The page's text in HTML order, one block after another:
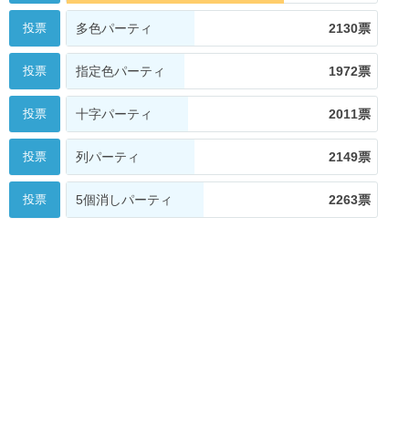
投票 多色パーティ 2130票
投票 指定色パーティ 1972票
投票 十字パーティ 2011票
投票 列パーティ 2149票
投票 5個消しパーティ 2263票